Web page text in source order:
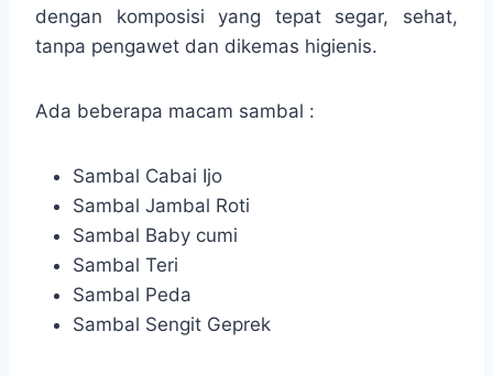
dengan komposisi yang tepat segar, sehat,
tanpa pengawet dan dikemas higienis.
Ada beberapa macam sambal :
Sambal Cabai Ijo
Sambal Jambal Roti
Sambal Baby cumi
Sambal Teri
Sambal Peda
Sambal Sengit Geprek